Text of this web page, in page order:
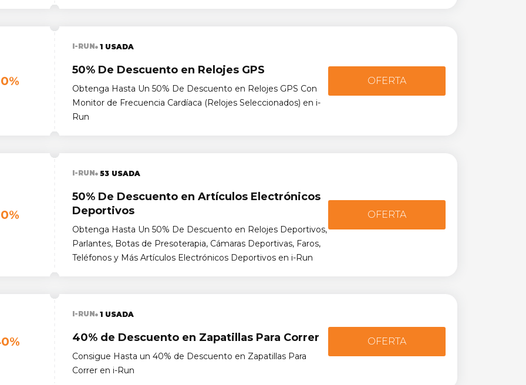
I-RUN 1 USADA
50% De Descuento en Relojes GPS
Obtenga Hasta Un 50% De Descuento en Relojes GPS Con
Monitor de Frecuencia Cardíaca (Relojes Seleccionados) en i-
Run
OFERTA
I-RUN 53 USADA
50% De Descuento en Artículos Electrónicos
Deportivos
Obtenga Hasta Un 50% De Descuento en Relojes Deportivos,
Parlantes, Botas de Presoterapia, Cámaras Deportivas, Faros,
Teléfonos y Más Artículos Electrónicos Deportivos en i-Run
OFERTA
I-RUN 1 USADA
40% de Descuento en Zapatillas Para Correr
Consigue Hasta un 40% de Descuento en Zapatillas Para
Correr en i-Run
OFERTA